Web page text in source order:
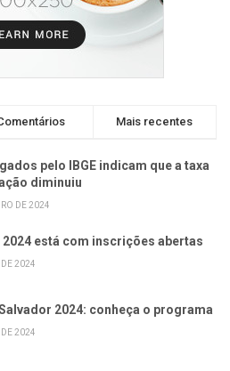
Mais recentes
pelo IBGE indicam que a taxa
diminuiu
DE 2024
2024 está com inscrições abertas
2024
2024: conheça o programa
2024